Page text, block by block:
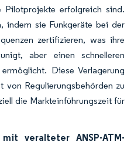
erfolgreich sind.
indem sie Funkgeräte bei der
zertifizieren, was ihre
aber einen schnelleren
Diese Verlagerung
Regulierungsbehörden zu
die Markteinführungszeit für
veralteter ANSP-ATM-